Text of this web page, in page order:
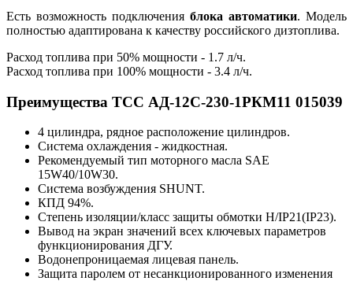
Есть возможность подключения блока автоматики. Модель
полностью адаптирована к качеству российского дизтоплива.
Расход топлива при 50% мощности - 1.7 л/ч.
Расход топлива при 100% мощности - 3.4 л/ч.
Преимущества ТСС АД-12С-230-1РКМ11 015039
4 цилиндра, рядное расположение цилиндров.
Система охлаждения - жидкостная.
Рекомендуемый тип моторного масла SAE
15W40/10W30.
Система возбуждения SHUNT.
КПД 94%.
Степень изоляции/класс защиты обмотки H/IP21(IP23).
Вывод на экран значений всех ключевых параметров
функционирования ДГУ.
Водонепроницаемая лицевая панель.
Защита паролем от несанкционированного изменения